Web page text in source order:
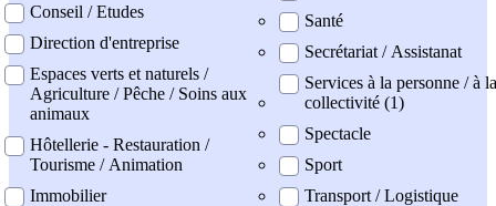
Conseil / Etudes
Direction d'entreprise
Espaces verts et naturels /
Agriculture / Pêche / Soins aux
animaux
Hôtellerie - Restauration /
Tourisme / Animation
Immobilier
Santé
Secrétariat / Assistanat
Services à la personne / à la
collectivité (1)
Spectacle
Sport
Transport / Logistique